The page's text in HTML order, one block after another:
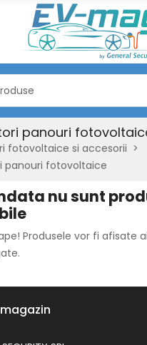
panouri
fotovoltaice si accesorii
panouri fotovoltaice
nu sunt
Produsele vor fi afisate